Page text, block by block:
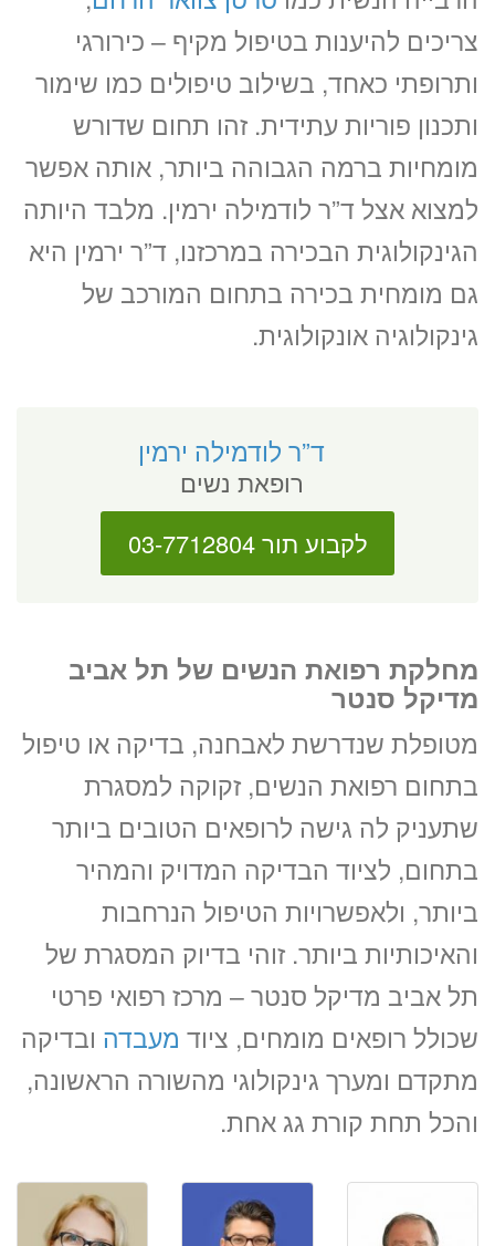
צריכים להיענות בטיפול מקיף – כירורגי
ותרופתי כאחד, בשילוב טיפולים כמו שימור
ותכנון פוריות עתידית. זהו תחום שדורש
מומחיות ברמה הגבוהה ביותר, אותה אפשר
למצוא אצל ד”ר לודמילה ירמין. מלבד היותה
הגינקולוגית הבכירה במרכזנו, ד”ר ירמין היא
גם מומחית בכירה בתחום המורכב של
גינקולוגיה אונקולוגית.
ד”ר לודמילה ירמין
רופאת נשים
לקבוע תור 03-7712804
מחלקת רפואת הנשים של תל אביב
מדיקל סנטר
מטופלת שנדרשת לאבחנה, בדיקה או טיפול
בתחום רפואת הנשים, זקוקה למסגרת
שתעניק לה גישה לרופאים הטובים ביותר
בתחום, לציוד הבדיקה המדויק והמהיר
ביותר, ולאפשרויות הטיפול הנרחבות
והאיכותיות ביותר. זוהי בדיוק המסגרת של
תל אביב מדיקל סנטר – מרכז רפואי פרטי
שכולל רופאים מומחים, ציוד מעבדה ובדיקה
מתקדם ומערך גינקולוגי מהשורה הראשונה,
והכל תחת קורת גג אחת.